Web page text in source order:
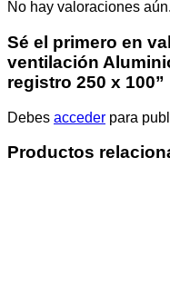
No hay valoraciones aún.
Sé el primero en
ventilación
registro 250 x 100”
Debes acceder para
Productos